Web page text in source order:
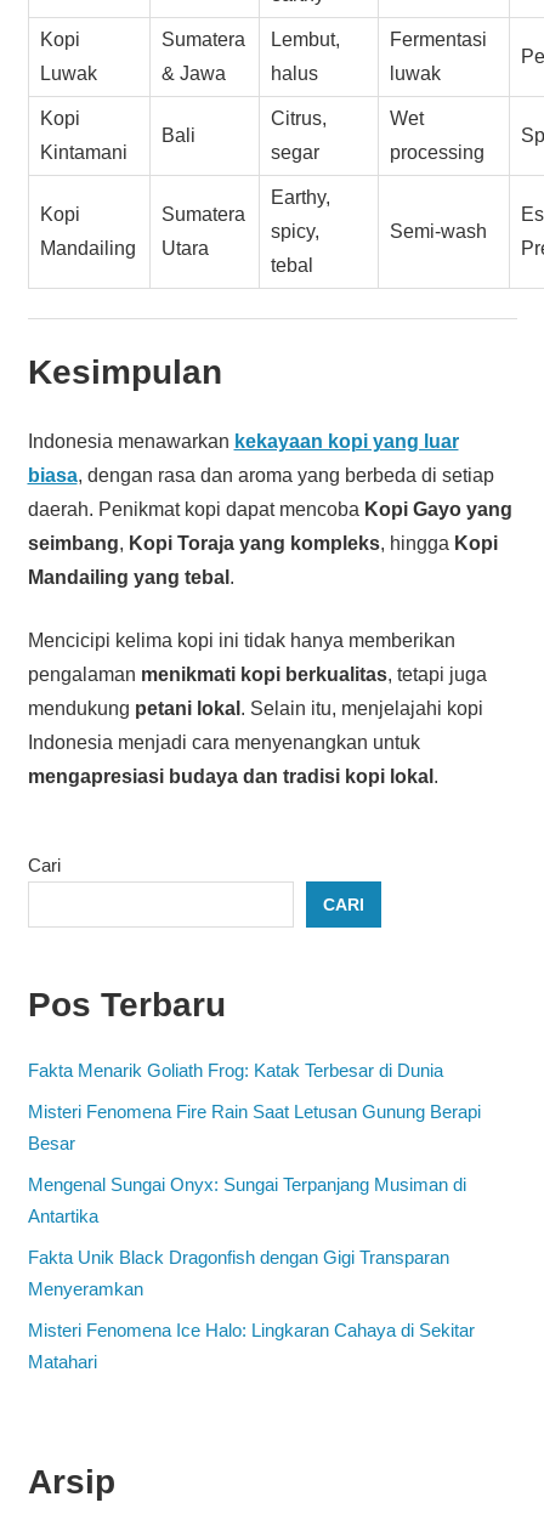
Kopi
Luwak
Sumatera
& Jawa
Lembut,
halus
Fermentasi
luwak
Kopi
Kintamani
Bali
Citrus,
segar
Wet
processing
Kopi
Mandailing
Sumatera
Utara
Earthy,
spicy,
tebal
Semi-wash
Kesimpulan
Indonesia menawarkan kekayaan kopi yang luar
biasa, dengan rasa dan aroma yang berbeda di setiap
daerah. Penikmat kopi dapat mencoba Kopi Gayo yang
seimbang, Kopi Toraja yang kompleks, hingga Kopi
Mandailing yang tebal .
Mencicipi kelima kopi ini tidak hanya memberikan
pengalaman menikmati kopi berkualitas, tetapi juga
mendukung petani lokal . Selain itu, menjelajahi kopi
Indonesia menjadi cara menyenangkan untuk
mengapresiasi budaya dan tradisi kopi lokal .
Cari
CARI
Pos Terbaru
Fakta Menarik Goliath Frog: Katak Terbesar di Dunia
Misteri Fenomena Fire Rain Saat Letusan Gunung Berapi
Besar
Mengenal Sungai Onyx: Sungai Terpanjang Musiman di
Antartika
Fakta Unik Black Dragonfish dengan Gigi Transparan
Menyeramkan
Misteri Fenomena Ice Halo: Lingkaran Cahaya di Sekitar
Matahari
Arsip